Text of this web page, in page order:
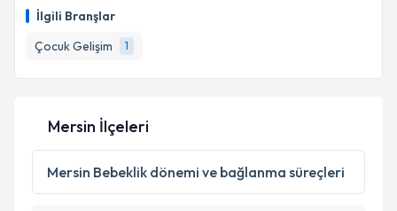
İlgili Branşlar
Çocuk Gelişim
1
almanız için bir takvim hazırlandığında e-posta ile
bilgilendireceğiz.
E-posta Adresiniz
Kişisel verilerimin işlenmesine ilişkin
Aydınlatma
Metni'ni okudum ve kişisel verilerimin belirtilen
Mersin İlçeleri
Mersin Bebeklik dönemi ve bağlanma süreçleri